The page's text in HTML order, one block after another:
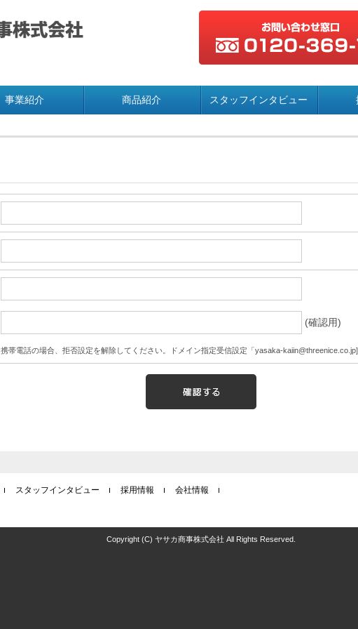
事業紹介 商品紹介 スタッフインタビュー
(確認用)
携帯電話の場合、拒否設定を解除してください。ドメイン指定受信設定「yasaka-kaiin@threenice.co.jp]
スタッフインタビュー 採用情報 会社情報
Copyright (C) ヤサカ商事株式会社 All Rights Reserved.